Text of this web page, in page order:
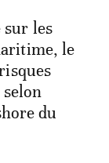
sur les
le
du